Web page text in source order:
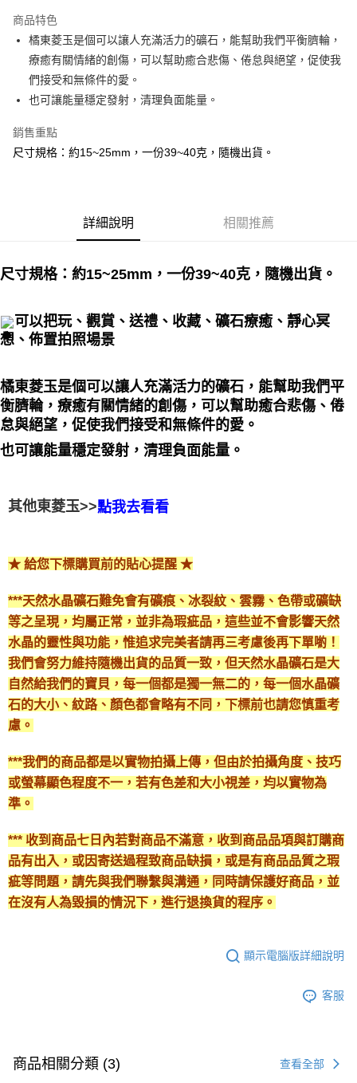
Apple Pay
街口支付
悠遊付
ATM付款
7-11取貨付款
每筆NT$80，滿NT$3,000(含以上)免運費
郵局幫你送（離島）
付款後門市自取
免運費
商品特色
橘東菱玉是個可以讓人充滿活力的礦石，能幫助我們平衡臍輪，
療癒有關情緒的創傷，可以幫助癒合悲傷、倦怠與絕望，促使我
們接受和無條件的愛。
也可讓能量穩定發射，清理負面能量。
銷售重點
尺寸規格：約15~25mm，一份39~40克，隨機出貨。
詳細說明 相關推薦
尺寸規格：約15~25mm，一份39~40克 ，隨機出貨。
可以把玩、觀賞、送禮、收藏、礦石療癒、靜心冥
想、佈置拍照場景
橘東菱玉是個可以讓人充滿活力的礦石，能幫助我們平
衡臍輪，療癒有關情緒的創傷，可以幫助癒合悲傷、倦
怠與絕望，促使我們接受和無條件的愛。
也可讓能量穩定發射，清理負面能量。
其他東菱玉>>點我去看看
★ 給您下標購買前的貼心提醒 ★
***天然水晶礦石難免會有礦痕、冰裂紋、雲霧、色帶或礦缺
等之呈現，均屬正常，並非為瑕疵品，這些並不會影響天然
水晶的靈性與功能，惟追求完美者請再三考慮後再下單喲！
我們會努力維持隨機出貨的品質一致，但天然水晶礦石是大
自然給我們的寶貝，每一個都是獨一無二的，每一個水晶礦
石的大小、紋路、顏色都會略有不同，下標前也請您慎重考
慮。
***我們的商品都是以實物拍攝上傳，但由於拍攝角度、技巧
或螢幕顯色程度不一，若有色差和大小視差，均以實物為
準。
*** 收到商品七日內若對商品不滿意，收到商品品項與訂購商
品有出入，或因寄送過程致商品缺損，或是有商品品質之瑕
疵等問題，請先與我們聯繫與溝通，同時請保護好商品，並
在沒有人為毀損的情況下，進行退換貨的程序。
顯示電腦版詳細說明
客服
商品相關分類 (3) 查看全部